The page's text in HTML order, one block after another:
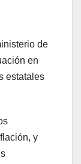
de
en
estatales
y